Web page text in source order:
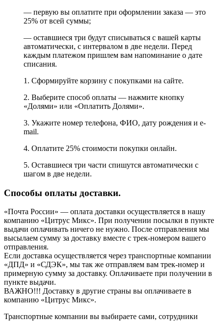
— первую вы оплатите при оформлении заказа — это
25% от всей суммы;
— оставшиеся три будут списываться с вашей карты
автоматически, с интервалом в две недели. Перед
каждым платежом пришлем вам напоминание о дате
списания.
1. Сформируйте корзину с покупками на сайте.
2. Выберите способ оплаты — нажмите кнопку
«Долями» или «Оплатить Долями».
3. Укажите номер телефона, ФИО, дату рождения и e-
mail.
4. Оплатите 25% стоимости покупки онлайн.
5. Оставшиеся три части спишутся автоматически с
шагом в две недели.
Способы оплаты доставки.
«Почта России» — оплата доставки осуществляется в нашу
компанию «Цитрус Микс». При получении посылки в пункте
выдачи оплачивать ничего не нужно. После отправления мы
высылаем сумму за доставку вместе с трек-номером вашего
отправления.
Если доставка осуществляется через транспортные компании
«ДПД» и «СДЭК», мы так же отправляем вам трек-номер и
примерную сумму за доставку. Оплачиваете при получении в
пункте выдачи.
ВАЖНО!!! Доставку в другие страны вы оплачиваете в
компанию «Цитрус Микс».
Транспортные компании вы выбираете сами, сотрудники